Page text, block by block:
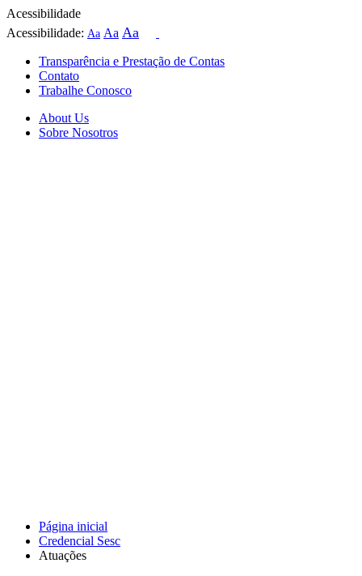
Acessibilidade
Acessibilidade: Aa Aa Aa
Transparência e Prestação de Contas
Contato
Trabalhe Conosco
About Us
Sobre Nosotros
Página inicial
Credencial Sesc
Atuações